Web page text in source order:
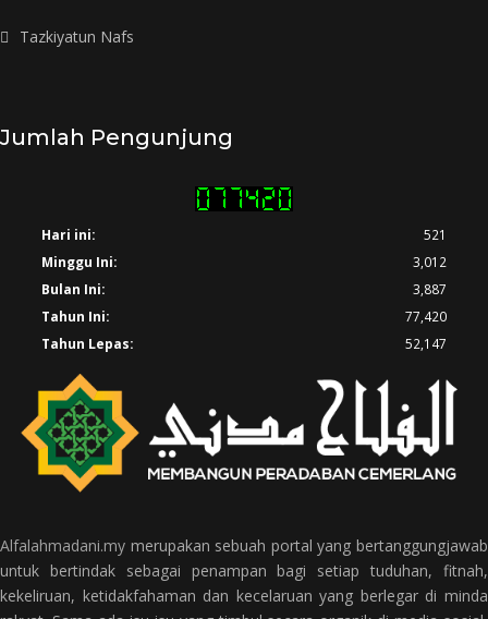
Tazkiyatun Nafs
Jumlah Pengunjung
Hari ini:
521
Minggu Ini:
3,012
Bulan Ini:
3,887
Tahun Ini:
77,420
Tahun Lepas:
52,147
Alfalahmadani.my merupakan sebuah portal yang bertanggungjawab
untuk bertindak sebagai penampan bagi setiap tuduhan, fitnah,
kekeliruan, ketidakfahaman dan kecelaruan yang berlegar di minda